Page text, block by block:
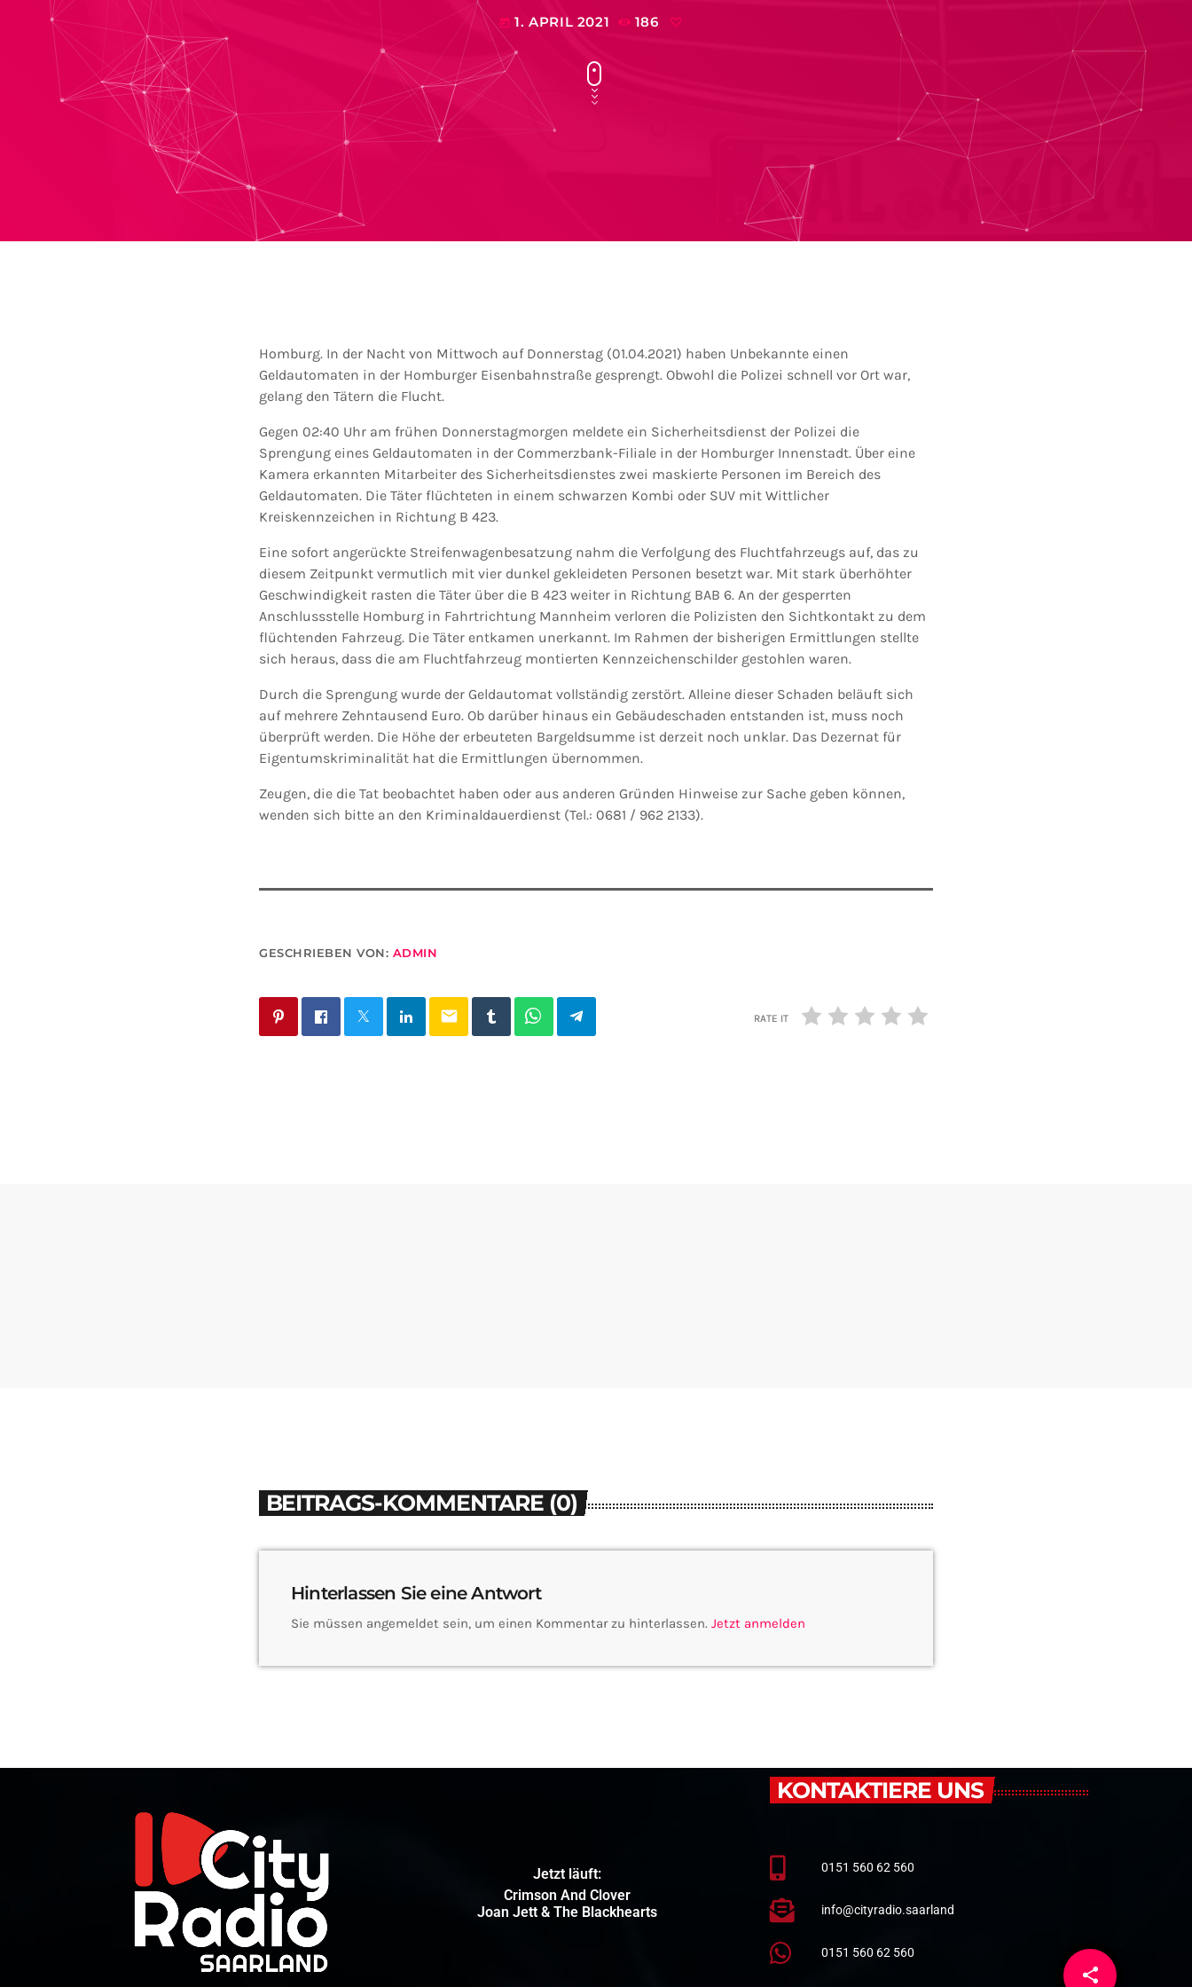
today 1. APRIL 2021 186
share
email
Homburg. In der Nacht von Mittwoch auf Donnerstag (01.04.2021) haben Unbekannte einen
Geldautomaten in der Homburger Eisenbahnstraße gesprengt. Obwohl die Polizei schnell vor Ort war,
gelang den Tätern die Flucht.
Gegen 02:40 Uhr am frühen Donnerstagmorgen meldete ein Sicherheitsdienst der Polizei die
Sprengung eines Geldautomaten in der Commerzbank-Filiale in der Homburger Innenstadt. Über eine
Kamera erkannten Mitarbeiter des Sicherheitsdienstes zwei maskierte Personen im Bereich des
Geldautomaten. Die Täter flüchteten in einem schwarzen Kombi oder SUV mit Wittlicher
Kreiskennzeichen in Richtung B 423.
Eine sofort angerückte Streifenwagenbesatzung nahm die Verfolgung des Fluchtfahrzeugs auf, das zu
diesem Zeitpunkt vermutlich mit vier dunkel gekleideten Personen besetzt war. Mit stark überhöhter
Geschwindigkeit rasten die Täter über die B 423 weiter in Richtung BAB 6. An der gesperrten
Anschlussstelle Homburg in Fahrtrichtung Mannheim verloren die Polizisten den Sichtkontakt zu dem
flüchtenden Fahrzeug. Die Täter entkamen unerkannt. Im Rahmen der bisherigen Ermittlungen stellte
sich heraus, dass die am Fluchtfahrzeug montierten Kennzeichenschilder gestohlen waren.
Durch die Sprengung wurde der Geldautomat vollständig zerstört. Alleine dieser Schaden beläuft sich
auf mehrere Zehntausend Euro. Ob darüber hinaus ein Gebäudeschaden entstanden ist, muss noch
überprüft werden. Die Höhe der erbeuteten Bargeldsumme ist derzeit noch unklar. Das Dezernat für
Eigentumskriminalität hat die Ermittlungen übernommen.
Zeugen, die die Tat beobachtet haben oder aus anderen Gründen Hinweise zur Sache geben können,
wenden sich bitte an den Kriminaldauerdienst (Tel.: 0681 / 962 2133).
GESCHRIEBEN VON: ADMIN
email RATE IT
BEITRAGS-KOMMENTARE (0)
Hinterlassen Sie eine Antwort
Sie müssen angemeldet sein, um einen Kommentar zu hinterlassen. Jetzt anmelden
Jetzt läuft:
Crimson And Clover
Joan Jett & The Blackhearts
KONTAKTIERE UNS
0151 560 62 560
info@cityradio.saarland
0151 560 62 560